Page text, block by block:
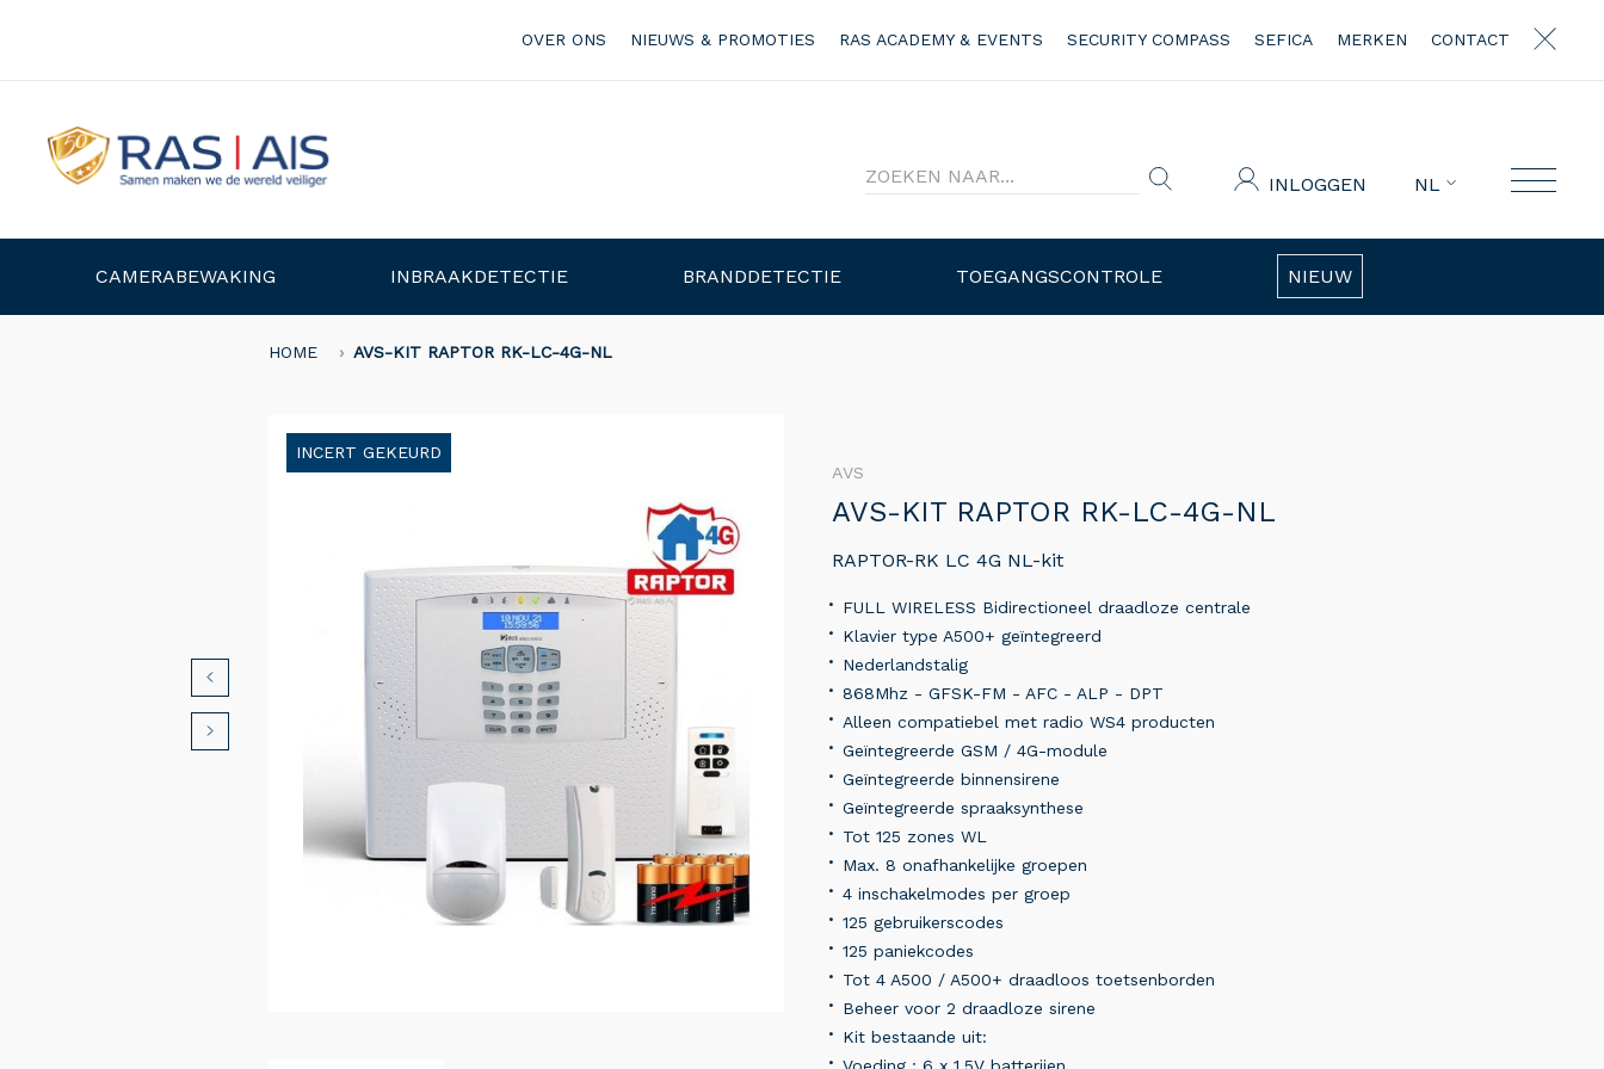
OVER ONS NIEUWS & PROMOTIES RAS ACADEMY & EVENTS SECURITY COMPASS SEFICA MERKEN CONTACT
INLOGGEN NL
CAMERABEWAKING INBRAAKDETECTIE BRANDDETECTIE TOEGANGSCONTROLE NIEUW
HOME AVS-KIT RAPTOR RK-LC-4G-NL
INCERT GEKEURD
AVS
AVS-KIT RAPTOR RK-LC-4G-NL
RAPTOR-RK LC 4G NL-kit
FULL WIRELESS Bidirectioneel draadloze centrale
Klavier type A500+ geïntegreerd
Nederlandstalig
868Mhz - GFSK-FM - AFC - ALP - DPT
Alleen compatiebel met radio WS4 producten
Geïntegreerde GSM / 4G-module
Geïntegreerde binnensirene
Geïntegreerde spraaksynthese
Tot 125 zones WL
Max. 8 onafhankelijke groepen
4 inschakelmodes per groep
125 gebruikerscodes
125 paniekcodes
Tot 4 A500 / A500+ draadloos toetsenborden
Beheer voor 2 draadloze sirene
Kit bestaande uit: